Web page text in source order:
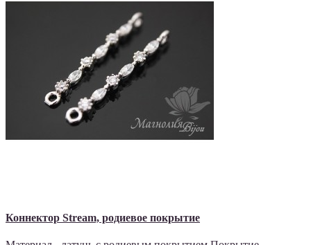
Коннектор Stream, родиевое покрытие